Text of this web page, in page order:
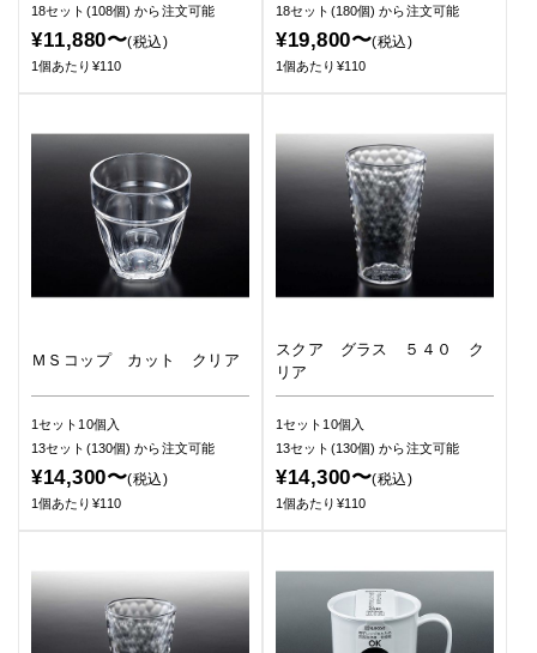
18セット(108個)から注文可能
¥11,880〜(税込)
1個あたり¥110
18セット(180個)から注文可能
¥19,800〜(税込)
1個あたり¥110
ＭＳコップ カット クリア
1セット10個入
13セット(130個)から注文可能
¥14,300〜(税込)
1個あたり¥110
スクア グラス ５４０ ク
リア
1セット10個入
13セット(130個)から注文可能
¥14,300〜(税込)
1個あたり¥110